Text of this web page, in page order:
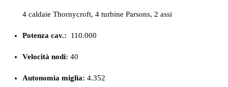
4 caldaie Thornycroft, 4 turbine Parsons, 2 assi
Potenza cav.: 110.000
Velocità nodi: 40
Autonomia miglia: 4.352